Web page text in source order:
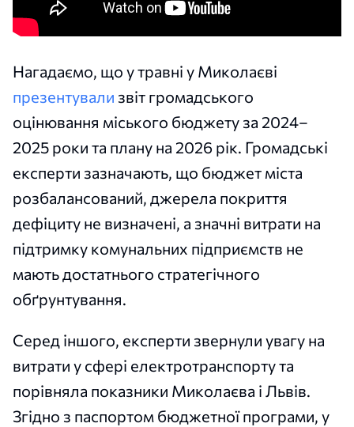
Нагадаємо, що у травні у Миколаєві
презентували звіт громадського
оцінювання міського бюджету за 2024–
2025 роки та плану на 2026 рік. Громадські
експерти зазначають, що бюджет міста
розбалансований, джерела покриття
дефіциту не визначені, а значні витрати на
підтримку комунальних підприємств не
мають достатнього стратегічного
обґрунтування.
Серед іншого, експерти звернули увагу на
витрати у сфері електротранспорту та
порівняла показники Миколаєва і Львів.
Згідно з паспортом бюджетної програми, у